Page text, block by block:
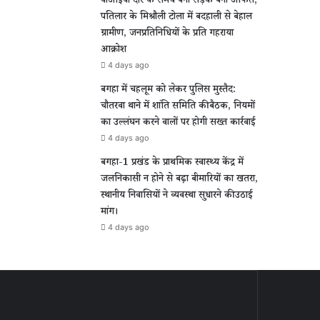
पतिलार के मिश्रौली टोला में बदहाली से बेहाल
ग्रामीण, जनप्रतिनिधियों के प्रति गहराया
आक्रोश
4 days ago
बगहा में चहलूम को लेकर पुलिस मुस्तैद:
चौतरवा थाने में शांति समिति की बैठक, नियमों
का उल्लंघन करने वालों पर होगी सख्त कार्रवाई
4 days ago
बगहा-1 प्रखंड के प्राथमिक स्वास्थ्य केंद्र में
जलनिकासी न होने से बढ़ा बीमारियों का खतरा,
स्थानीय निवासियों ने व्यवस्था सुधारने की उठाई
मांग।
4 days ago